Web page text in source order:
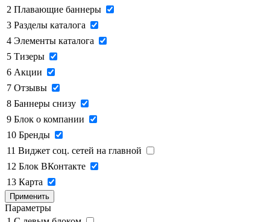
2 Плавающие баннеры
3 Разделы каталога
4 Элементы каталога
5 Тизеры
6 Акции
7 Отзывы
8 Баннеры снизу
9 Блок о компании
10 Бренды
11 Виджет соц. сетей на главной
12 Блок ВКонтакте
13 Карта
Применить
Параметры